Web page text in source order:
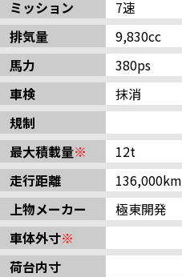
ミッション
7速
排気量
9,830cc
馬力
380ps
車検
抹消
規制
最大積載量※
12t
走行距離
136,000km
上物メーカー
極東開発
車体外寸※
荷台内寸